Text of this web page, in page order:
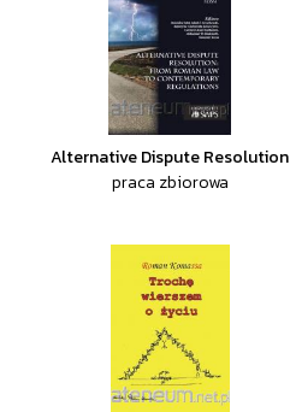
Alternative Dispute Resolution
praca zbiorowa